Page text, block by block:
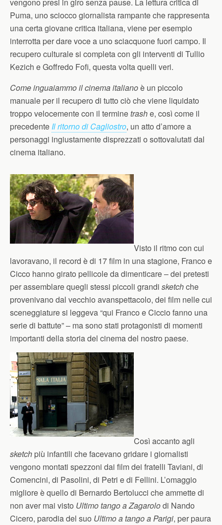
Puma, uno sciocco giornalista rampante che rappresenta
una certa giovane critica italiana, viene per esempio
interrotta per dare voce a uno sciacquone fuori campo. Il
recupero culturale si completa con gli interventi di Tullio
Kezich e Goffredo Fofi, questa volta quelli veri.
Come inguaiammo il cinema italianoè un piccolo
manuale per il recupero di tutto ciò che viene liquidato
troppo velocemente con il terminetrashe, così come il
precedente Il ritorno di Cagliostro, un atto d’amore a
personaggi ingiustamente disprezzati o sottovalutati dal
cinema italiano.
Visto il ritmo con cui
lavoravano, il record è di 17 film in una stagione, Franco e
Cicco hanno girato pellicole da dimenticare – dei pretesti
per assemblare quegli stessi piccoli grandi sketchche
provenivano dal vecchio avanspettacolo, dei film nelle cui
sceneggiature si leggeva “qui Franco e Ciccio fanno una
serie di battute” – ma sono stati protagonisti di momenti
importanti della storia del cinema del nostro paese.
Così accanto agli
sketch più infantili che facevano gridare i giornalisti
vengono montati spezzoni dai film dei fratelli Taviani, di
Comencini, di Pasolini, di Petri e di Fellini. L’omaggio
migliore è quello di Bernardo Bertolucci che ammette di
non aver mai visto Ultimo tango a Zagarolodi Nando
Cicero, parodia del suo Ultimo a tango a Parigi, per paura